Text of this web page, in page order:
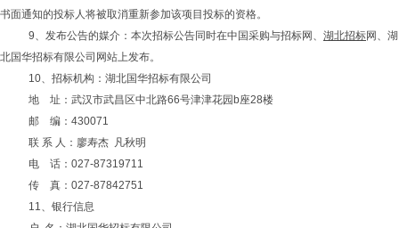
书面通知的投标人将被取消重新参加该项目投标的资格。
9、发布公告的媒介：本次招标公告同时在中国采购与招标网、 湖北招标网、湖
北国华招标有限公司网站上发布。
10、招标机构：湖北国华招标有限公司
地
址：武汉市武昌区中北路66号津津花园 b座28楼
邮
编： 430071
联 系 人：廖寿杰 凡秋明
电
话： 027-87319711
传
真： 027-87842751
11、银行信息